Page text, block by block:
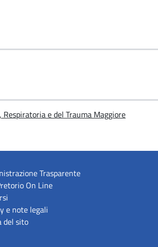
e del Trauma Maggiore
Trasparente
On Line
e note legali
del sito